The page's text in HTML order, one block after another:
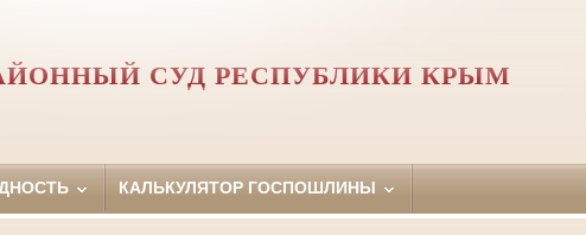
СУД РЕСПУБЛИКИ КРЫМ
КАЛЬКУЛЯТОР ГОСПОШЛИНЫ